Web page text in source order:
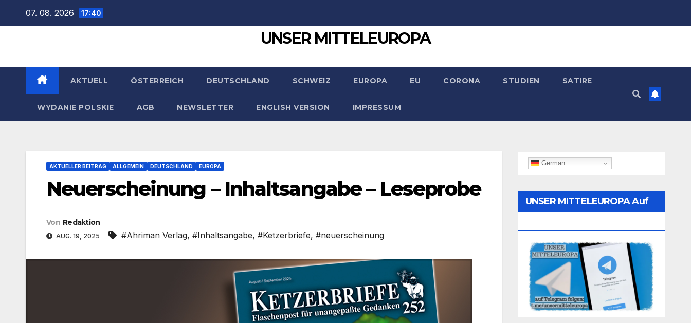
07. 08. 2026 17:40
UNSER MITTELEUROPA
AKTUELL ÖSTERREICH DEUTSCHLAND SCHWEIZ EUROPA EU CORONA STUDIEN SATIRE
WYDANIE POLSKIE AGB NEWSLETTER ENGLISH VERSION IMPRESSUM
AKTUELLER BEITRAG ALLGEMEIN DEUTSCHLAND EUROPA
Neuerscheinung – Inhaltsangabe – Leseprobe
Von Redaktion
AUG. 19, 2025 #Ahriman Verlag, #Inhaltsangabe, #Ketzerbriefe, #neuerscheinung
German
UNSER MITTELEUROPA Auf